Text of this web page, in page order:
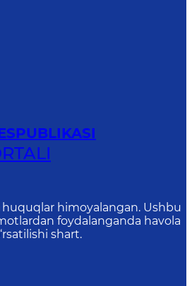
huquqlar himoyalangan. Ushbu
foydalanganda havola
shart.